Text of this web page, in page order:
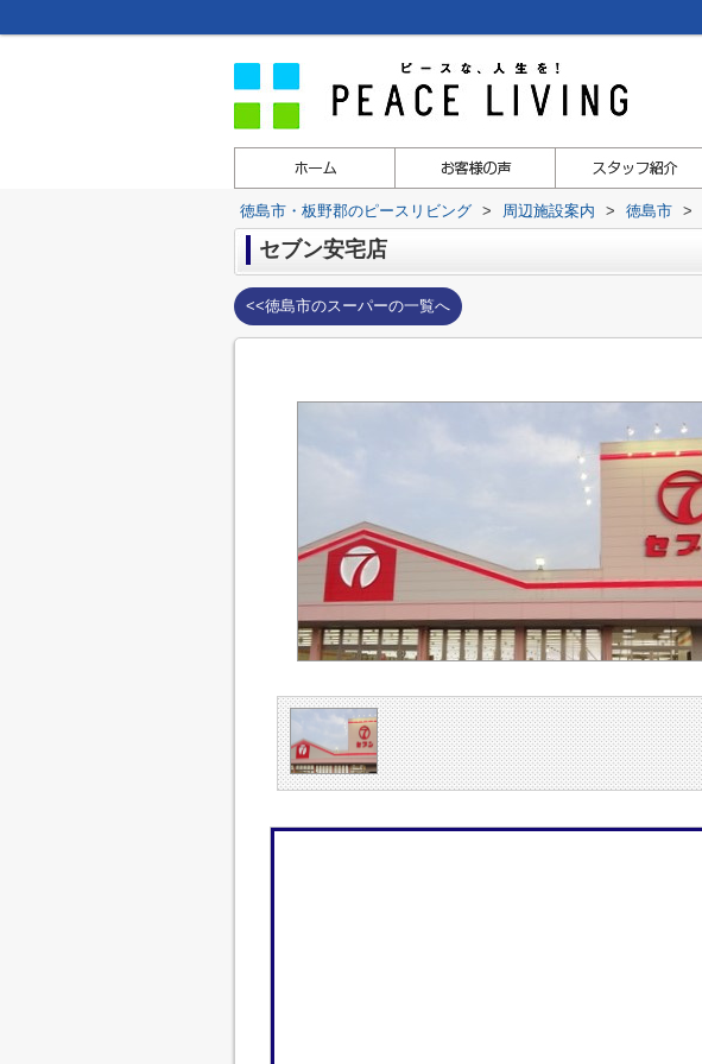
徳島市・板野郡のピースリビング > 周辺施設案内 > 徳島市 >
セブン安宅店
<<徳島市のスーパーの一覧へ